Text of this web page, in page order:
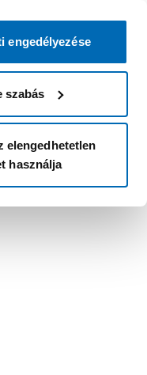
engedélyezése
szabás
elengedhetetlen
használja